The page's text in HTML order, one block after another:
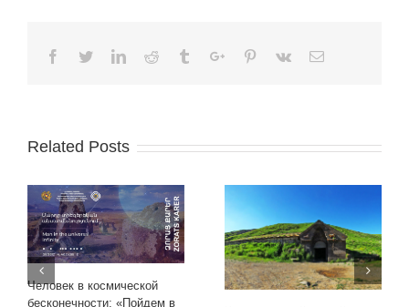
Facebook
TwitterLinkedinReddit TumblrGoogle+Pinterest
Vk Email
Related Posts
Человек в космической
бесконечности: «Пойдем в